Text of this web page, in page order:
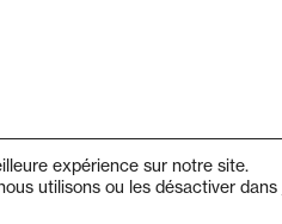
expérience sur notre site.
utilisons ou les désactiver dans